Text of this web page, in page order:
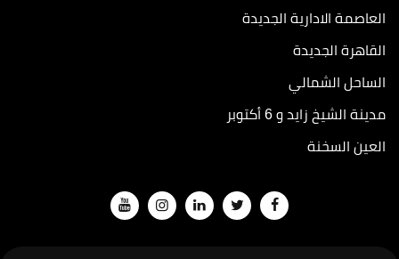
العاصمة الادارية الجديدة
القاهرة الجديدة
الساحل الشمالي
مدينة الشيخ زايد و 6 أكتوبر
العين السخنة